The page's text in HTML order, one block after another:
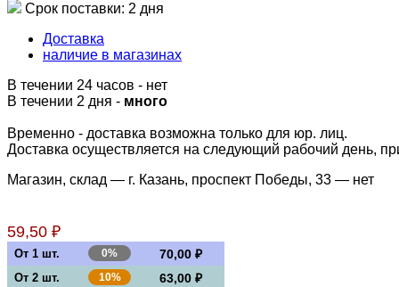
Срок поставки: 2 дня
Доставка
наличие в магазинах
В течении 24 часов - нет
В течении 2 дня - много
Временно - доставка возможна только для юр. лиц.
Доставка осуществляется на следующий рабочий день,
Магазин, склад — г. Казань, проспект Победы, 33 — нет
59,50 ₽
От 1 шт. 0% 70,00 ₽
От 2 шт. 10% 63,00 ₽